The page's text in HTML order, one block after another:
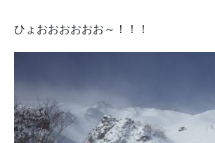
ひょおおおおおお～！！！